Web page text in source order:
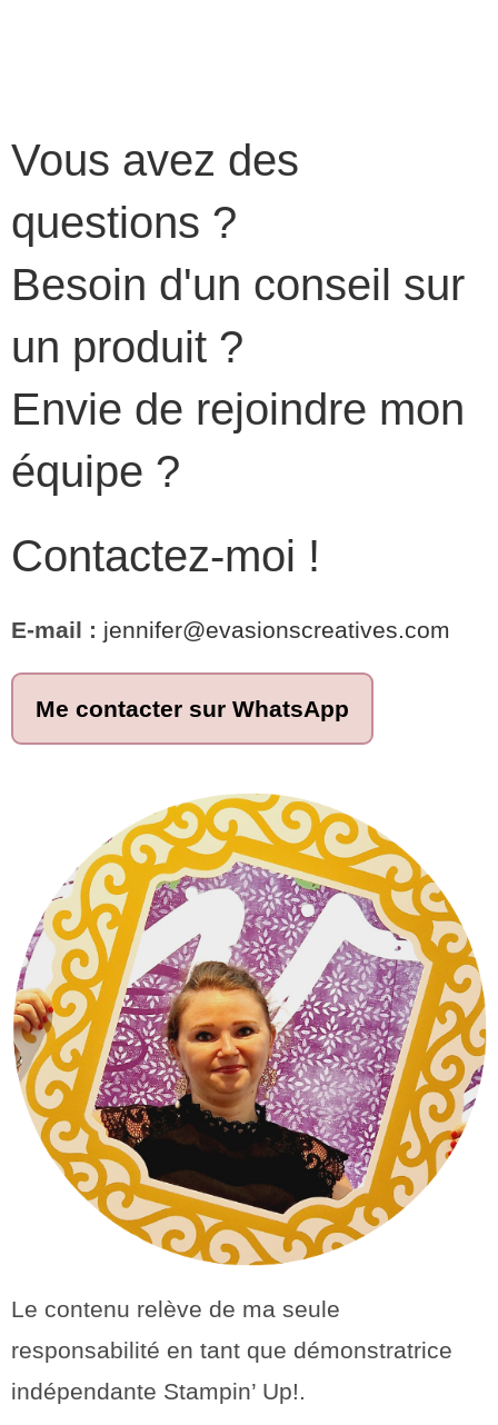
Vous avez des
questions ?
Besoin d'un conseil sur
un produit ?
Envie de rejoindre mon
équipe ?
Contactez-moi !
E-mail : jennifer@evasionscreatives.com
Me contacter sur WhatsApp
Le contenu relève de ma seule
responsabilité en tant que démonstratrice
indépendante Stampin’ Up!.